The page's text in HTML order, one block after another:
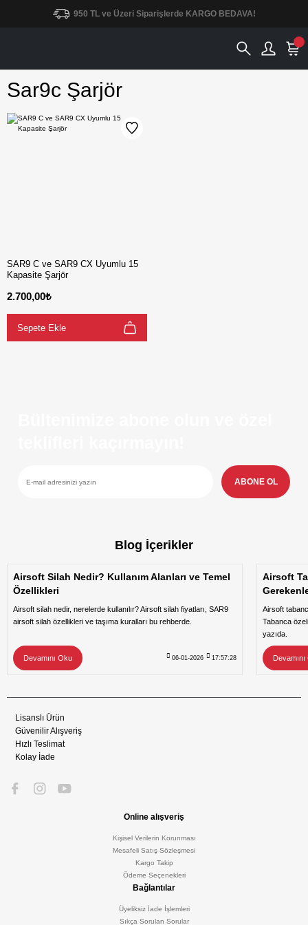
950 TL ve Üzeri Siparişlerde KARGO BEDAVA!
Sar9c Şarjör
SAR9 C ve SAR9 CX Uyumlu 15
Kapasite Şarjör
2.700,00₺
Sepete Ekle
ABONE OL
Blog İçerikler
Airsoft Silah Nedir? Kullanım Alanları ve Temel
Özellikleri
Airsoft silah nedir, nerelerde kullanılır? Airsoft silah fiyatları, SAR9
airsoft silah özellikleri ve taşıma kuralları bu rehberde.
Devamını Oku 06-01-2026 17:57:28
Airsoft
Airsoft
Tabanca
yazıda.
Lisanslı Ürün
Güvenilir Alışveriş
Hızlı Teslimat
Kolay İade
Online alışveriş
Kişisel Verilerin Korunması
Mesafeli Satış Sözleşmesi
Kargo Takip
Ödeme Seçenekleri
Bağlantılar
Üyeliksiz İade İşlemleri
Sıkça Sorulan Sorular